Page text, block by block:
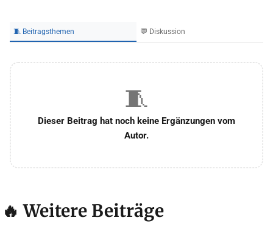
🧵 Beitragsthemen 💬 Diskussion
🧵
Dieser Beitrag hat noch keine Ergänzungen vom
Autor.
🔥 Weitere Beiträge